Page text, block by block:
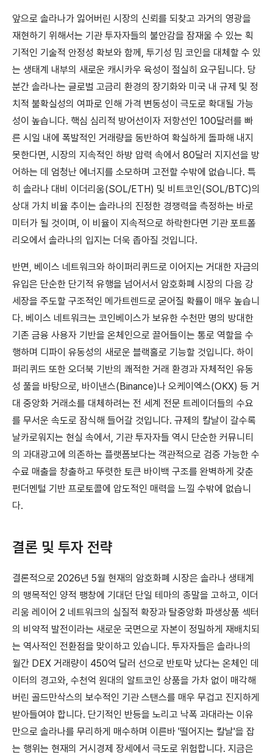
앞으로 솔라나가 잃어버린 시장의 신뢰를 되찾고 과거의 영광을
재현하기 위해서는 기관 투자자들의 불안감을 잠재울 수 있는 획
기적인 기술적 안정성 확보와 함께, 투기성 밈 코인을 대체할 수 있
는 생태계 내부의 새로운 캐시카우 육성이 절실히 요구됩니다. 당
분간 솔라나는 글로벌 고금리 환경의 장기화와 미국 내 규제 및 정
치적 불확실성의 여파로 인해 가격 변동성이 극도로 확대될 가능
성이 높습니다. 핵심 심리적 방어선이자 저항선인 100달러를 빠
른 시일 내에 폭발적인 거래량을 동반하여 확실하게 돌파해 내지
못한다면, 시장의 지속적인 하방 압력 속에서 80달러 지지선을 방
어하는 데 엄청난 에너지를 소모하며 고전할 수밖에 없습니다. 특
히 솔라나 대비 이더리움(SOL/ETH) 및 비트코인(SOL/BTC)의
상대 가치 비율 추이는 솔라나의 진정한 경쟁력을 측정하는 바로
미터가 될 것이며, 이 비율이 지속적으로 하락한다면 기관 포트폴
리오에서 솔라나의 입지는 더욱 좁아질 것입니다.
반면, 베이스 네트워크와 하이퍼리퀴드로 이어지는 거대한 자금의
유입은 단순한 단기적 유행을 넘어서서 암호화폐 시장의 다음 강
세장을 주도할 구조적인 메가트렌드로 굳어질 확률이 매우 높습니
다. 베이스 네트워크는 코인베이스가 보유한 수천만 명의 방대한
기존 금융 사용자 기반을 온체인으로 끌어들이는 통로 역할을 수
행하며 디파이 유동성의 새로운 블랙홀로 기능할 것입니다. 하이
퍼리퀴드 또한 오더북 기반의 쾌적한 거래 환경과 자체적인 유동
성 풀을 바탕으로, 바이낸스(Binance)나 오케이엑스(OKX) 등 거
대 중앙화 거래소를 대체하려는 전 세계 전문 트레이더들의 수요
를 무서운 속도로 잠식해 들어갈 것입니다. 규제의 칼날이 갈수록
날카로워지는 현실 속에서, 기관 투자자들 역시 단순한 커뮤니티
의 과대광고에 의존하는 플랫폼보다는 객관적으로 검증 가능한 수
수료 매출을 창출하고 뚜렷한 토큰 바이백 구조를 완벽하게 갖춘
펀더멘털 기반 프로토콜에 압도적인 매력을 느낄 수밖에 없습니
다.
결론 및 투자 전략
결론적으로 2026년 5월 현재의 암호화폐 시장은 솔라나 생태계
의 맹목적인 양적 팽창에 기대던 단일 테마의 종말을 고하고, 이더
리움 레이어 2 네트워크의 실질적 확장과 탈중앙화 파생상품 섹터
의 비약적 발전이라는 새로운 국면으로 자본이 정밀하게 재배치되
는 역사적인 전환점을 맞이하고 있습니다. 투자자들은 솔라나의
월간 DEX 거래량이 450억 달러 선으로 반토막 났다는 온체인 데
이터의 경고와, 수천억 원대의 알트코인 상품을 가차 없이 매각해
버린 골드만삭스의 보수적인 기관 스탠스를 매우 무겁고 진지하게
받아들여야 합니다. 단기적인 반등을 노리고 낙폭 과대라는 이유
만으로 솔라나를 무리하게 매수하며 이른바 '떨어지는 칼날'을 잡
는 행위는 현재의 거시경제 장세에서 극도로 위험합니다. 지금은